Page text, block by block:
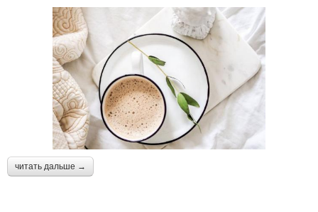
читать дальше →